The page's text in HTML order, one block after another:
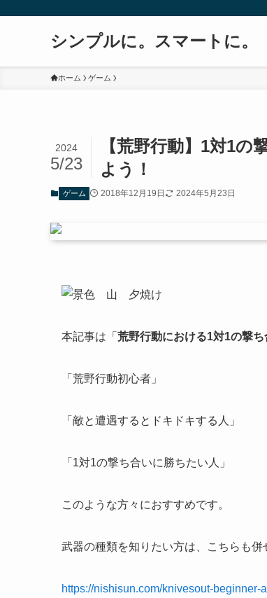
シンプルに。スマートに。
ホーム ゲーム
【荒野行動】1対1
よう！
2024
5/23
ゲーム 2018年12月19日 2024年5月23日
本記事は「 荒野行動における1対1の撃
「荒野行動初心者」
「敵と遭遇するとドキドキする人」
「1対1の撃ち合いに勝ちたい人」
このような方々におすすめです。
武器の種類を知りたい方は、こちらも併
https://nishisun.com/knivesout-beginner-